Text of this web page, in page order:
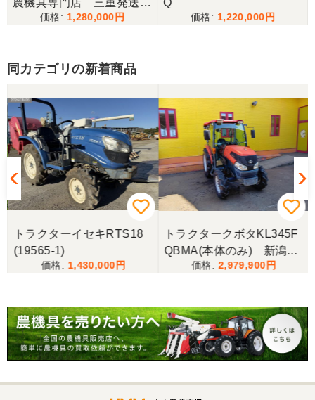
当方の要望に対して、素早く対応していただき感謝
スタッフの鈴木さんが親切で機械に詳しく 丁寧にご
対応頂きました。 ありがとう！ 少し距離はあります
が、今後も農機具を買う際はのうき屋さんを利用し
ようと思います。
三重県／miraisann
写真と現物が違いすぎる
三重県／谷本勝美
こちらの、対応も、よく、大変、満足、です。
三重県／谷本勝美
こちらの、対応、も、よくして、くれました。
備済み
1,280,000 1,220,000
同カテゴリの新着商品
トラクターイセキRTS18
(19565-1)
1,430,000
トラクタークボタKL345F
QBMA(本体のみ) 新潟●
2,979,900